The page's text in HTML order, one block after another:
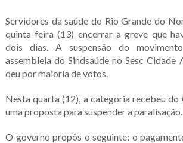
Servidores da saúde do Rio Grande do
quinta-feira (13) encerrar a greve que
dois dias. A suspensão do
assembleia do Sindsaúde no Sesc Cidade
deu por maioria de votos.
Nesta quarta (12), a categoria recebeu do
uma proposta para suspender a paralisação.
O governo propôs o seguinte: o